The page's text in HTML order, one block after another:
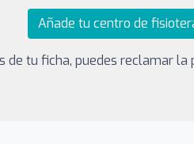
Añade tu centro de
de tu ficha, puedes reclamar